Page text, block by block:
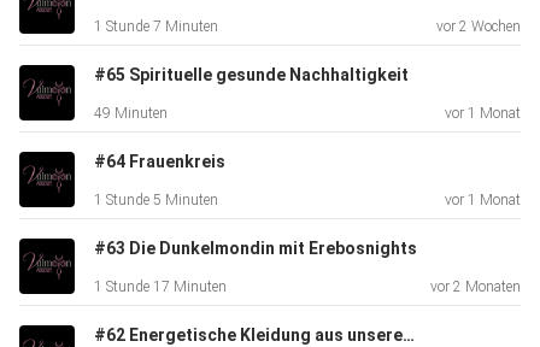
May & Svenja
Kennst du schon unseren Instagram-Kanal zum
Podcast?
1 Stunde 7 Minuten vor 2 Wochen
#65 Spirituelle gesunde Nachhaltigkeit
49 Minuten vor 1 Monat
#64 Frauenkreis
1 Stunde 5 Minuten vor 1 Monat
#63 Die Dunkelmondin mit Erebosnights
1 Stunde 17 Minuten vor 2 Monaten
#62 Energetische Kleidung aus unserer Sicht